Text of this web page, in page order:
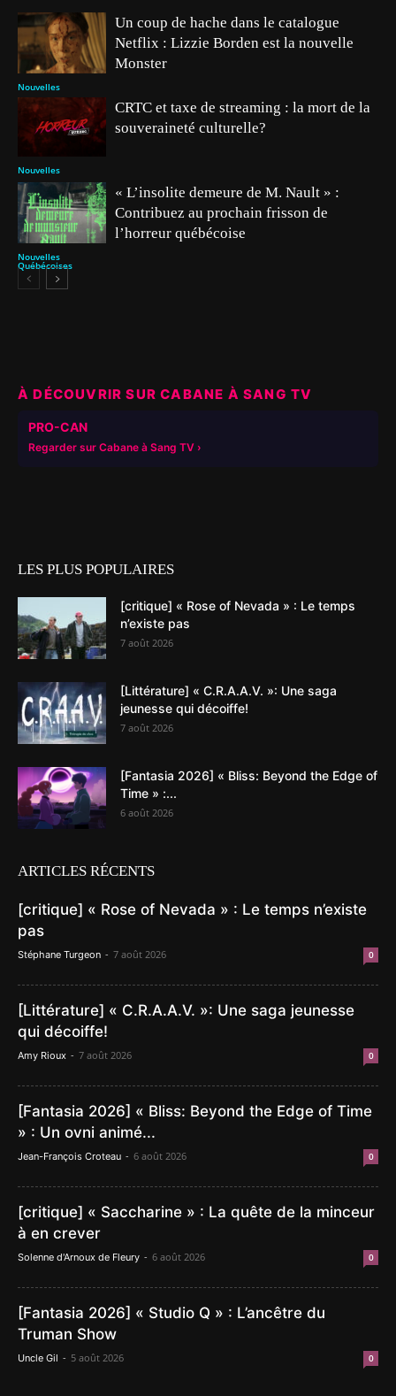
Nouvelles
Un coup de hache dans le catalogue
Netflix : Lizzie Borden est la nouvelle
Monster
Nouvelles
CRTC et taxe de streaming : la mort de la
souveraineté culturelle?
Nouvelles
Québécoises
« L’insolite demeure de M. Nault » :
Contribuez au prochain frisson de
l’horreur québécoise
À DÉCOUVRIR SUR CABANE À SANG TV
PRO-CAN
Regarder sur Cabane à Sang TV
LES PLUS POPULAIRES
[critique] « Rose of Nevada » : Le temps
n’existe pas
7 août 2026
[Littérature] « C.R.A.A.V. »: Une saga
jeunesse qui décoiffe!
7 août 2026
[Fantasia 2026] « Bliss: Beyond the Edge of
Time » :...
6 août 2026
ARTICLES RÉCENTS
[critique] « Rose of Nevada » : Le temps n’existe
pas
Stéphane Turgeon - 7 août 2026 0
[Littérature] « C.R.A.A.V. »: Une saga jeunesse
qui décoiffe!
Amy Rioux - 7 août 2026 0
[Fantasia 2026] « Bliss: Beyond the Edge of Time
» : Un ovni animé...
Jean-François Croteau - 6 août 2026 0
[critique] « Saccharine » : La quête de la minceur
à en crever
Solenne d'Arnoux de Fleury - 6 août 2026 0
[Fantasia 2026] « Studio Q » : L’ancêtre du
Truman Show
Uncle Gil - 5 août 2026 0